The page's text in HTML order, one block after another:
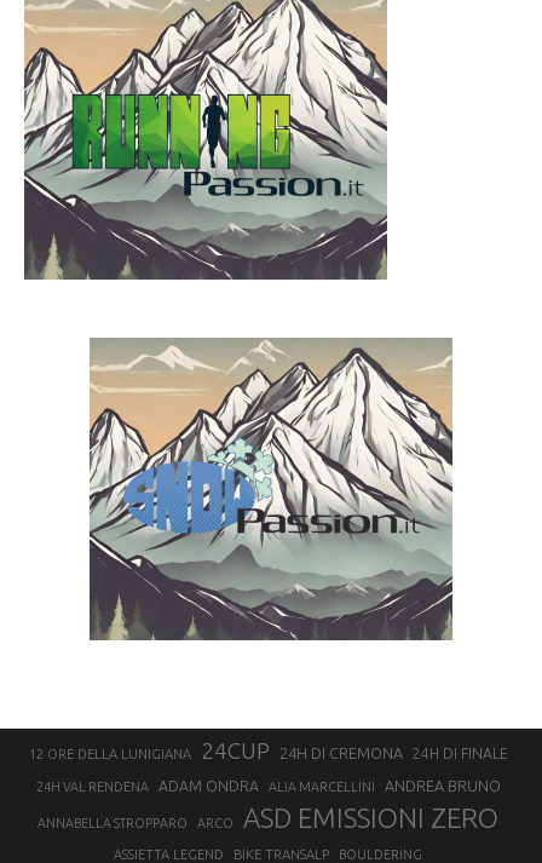
12 ORE DELLA LUNIGIANA 24CUP 24H DI CREMONA 24H DI FINALE
24H VAL RENDENA ADAM ONDRA ALIA MARCELLINI ANDREA BRUNO
ANNABELLA STROPPARO ARCO ASD EMISSIONI ZERO
ASSIETTA LEGEND BIKE TRANSALP BOULDERING